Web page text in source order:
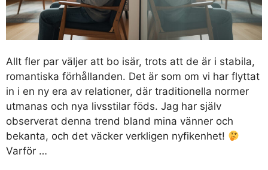
Allt fler par väljer att bo isär, trots att de är i stabila,
romantiska förhållanden. Det är som om vi har flyttat
in i en ny era av relationer, där traditionella normer
utmanas och nya livsstilar föds. Jag har själv
observerat denna trend bland mina vänner och
bekanta, och det väcker verkligen nyfikenhet!
Varför …